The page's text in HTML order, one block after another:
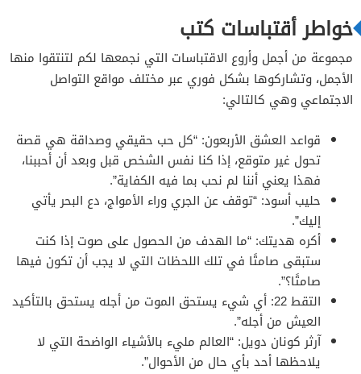
خواطر أقتباسات كتب
مجموعة من أجمل وأروع الاقتباسات التي نجمعها لكم لتنتقوا منها
الأجمل، وتشاركوها بشكل فوري عبر مختلف مواقع التواصل
الاجتماعي وهي كالتالي:
قواعد العشق الأربعون: “كل حب حقيقي وصداقة هي قصة
تحول غير متوقع، إذا كنا نفس الشخص قبل وبعد أن أحببنا،
فهذا يعني أننا لم نحب بما فيه الكفاية”.
حليب أسود: “توقف عن الجري وراء الأمواج، دع البحر يأتي
إليك”.
أكره هديتك: “ما الهدف من الحصول على صوت إذا كنت
ستبقى صامتًا في تلك اللحظات التي لا يجب أن تكون فيها
صامتًا؟”.
التقط 22: أي شيء يستحق الموت من أجله يستحق بالتأكيد
العيش من أجله”.
آرثر كونان دويل: “العالم مليء بالأشياء الواضحة التي لا
يلاحظها أحد بأي حال من الأحوال”.